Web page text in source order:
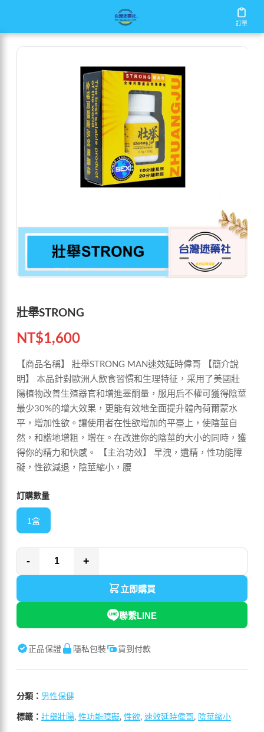
訂單
訂單
/ 壯舉STRONG
壯舉STRONG
NT$1,600
【商品名稱】 壯舉STRONG MAN速效延時偉哥 【簡介說
明】 本品針對歐洲人飲食習慣和生理特征，采用了美國壯
陽植物改善生殖器官和增進睪酮量，服用后不權可獲得陰莖
最少30%的增大效果，更能有效地全面提升體內荷爾蒙水
平，增加性欲。讓使用者在性欲增加的平臺上，使陰莖自
然，和諧地增粗，增在。在改進你的陰莖的大小的同時，獲
得你的精力和快感。 【主治功效】 早洩，遺精，性功能障
礙，性欲減退，陰莖縮小，腰
訂購數量
1盒
- +
立即購買
聯繫LINE
正品保證 隱私包裝 貨到付款
分類： 男性保健
標籤： 壯舉壯陽, 性功能障礙, 性欲, 速效延時偉哥, 陰莖縮小